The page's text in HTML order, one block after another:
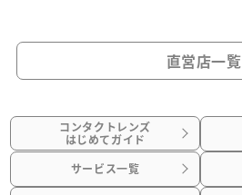
直営店一覧
コンタクトレンズ
はじめてガイド
サービス一覧